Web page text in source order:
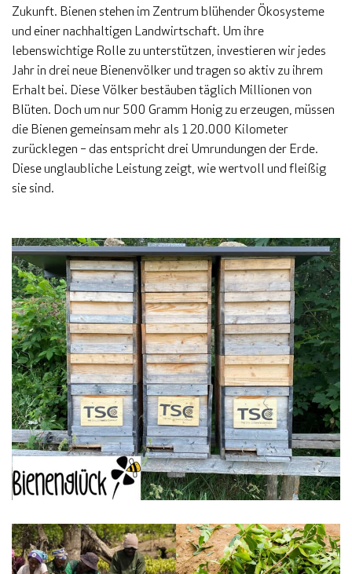
Zukunft. Bienen stehen im Zentrum blühender Ökosysteme
und einer nachhaltigen Landwirtschaft. Um ihre
lebenswichtige Rolle zu unterstützen, investieren wir jedes
Jahr in drei neue Bienenvölker und tragen so aktiv zu ihrem
Erhalt bei. Diese Völker bestäuben täglich Millionen von
Blüten. Doch um nur 500 Gramm Honig zu erzeugen, müssen
die Bienen gemeinsam mehr als 120.000 Kilometer
zurücklegen – das entspricht drei Umrundungen der Erde.
Diese unglaubliche Leistung zeigt, wie wertvoll und fleißig
sie sind.